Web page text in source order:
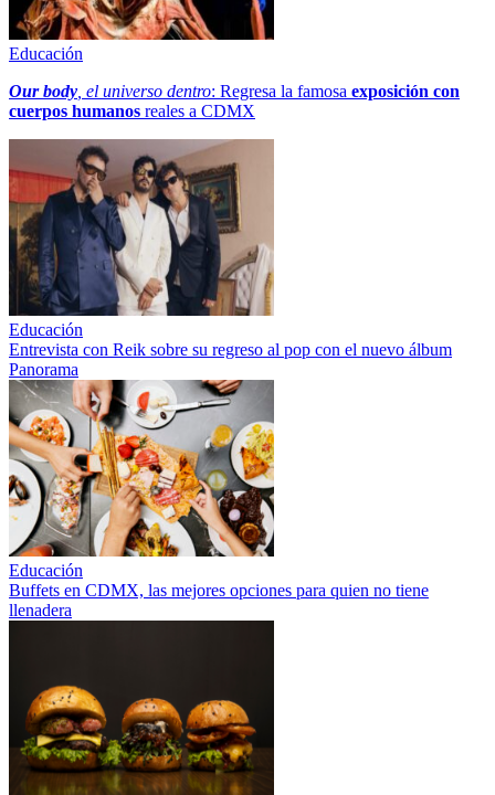
Educación
Our body , el universo dentro: Regresa la famosa exposición con
cuerpos humanos reales a CDMX
Educación
Entrevista con Reik sobre su regreso al pop con el nuevo álbum
Panorama
Educación
Buffets en CDMX, las mejores opciones para quien no tiene
llenadera